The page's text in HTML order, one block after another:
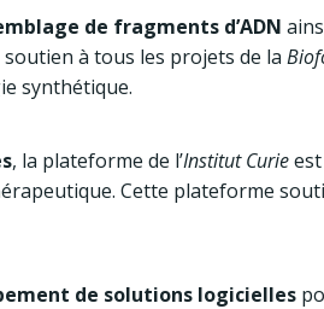
de fragments d’ADN
à tous les projets de la
synthétique.
, la plateforme de l’Institut Curie
Cette plateforme
de solutions logicielles